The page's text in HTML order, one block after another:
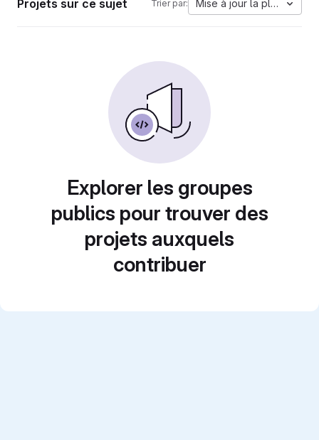
Projets sur ce sujet Trier par: Mise à jour la plus
Explorer les groupes
publics pour trouver des
projets auxquels
contribuer